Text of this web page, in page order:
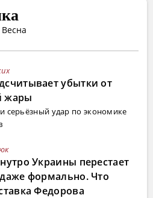
убытки от
жары
серьёзный удар по экономике
Украины перестает
формально. Что
Федорова